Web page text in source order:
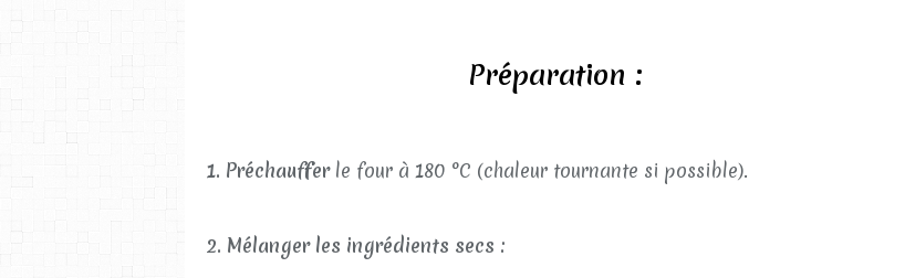
Préparation :
1. Préchaufferle four à 180 °C (chaleur tournante si possible).
2. Mélanger les ingrédients secs :